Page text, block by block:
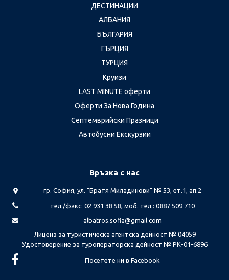
ДЕСТИНАЦИИ
АЛБАНИЯ
БЪЛГАРИЯ
ГЪРЦИЯ
ТУРЦИЯ
Круизи
LAST MINUTE оферти
Оферти За Нова Година
Септемврийски Празници
Автобусни Екскурзии
Връзка с нас
гр. София, ул. "Братя Миладинови" № 53, ет.1, ап.2
тел./факс: 02 931 38 58, моб. тел.: 0887 509 710
albatros.sofia@gmail.com
Лиценз за туристическа агентска дейност № 04059
Удостоверение за туроператорска дейност № РК-01-6896
Посетете ни в Facebook